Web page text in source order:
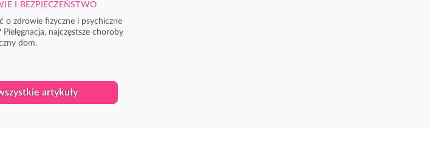
I BEZPIECZEŃSTWO
o zdrowie fizyczne i psychiczne
Pielęgnacja, najczęstsze choroby
dom.
artykuły